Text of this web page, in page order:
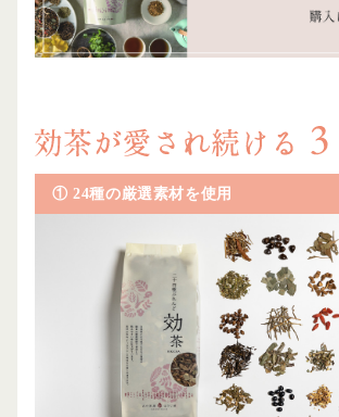
① 24種の厳選素材を使用